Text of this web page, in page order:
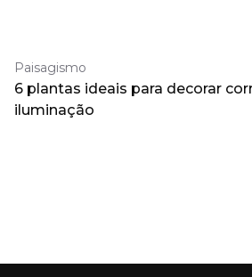
Paisagismo
6 plantas ideais para decorar
iluminação